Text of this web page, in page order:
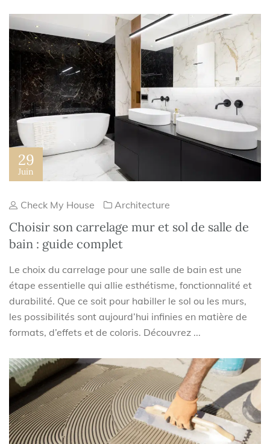
29
Juin
Check My House Architecture
Choisir son carrelage mur et sol de salle de
bain : guide complet
Le choix du carrelage pour une salle de bain est une
étape essentielle qui allie esthétisme, fonctionnalité et
durabilité. Que ce soit pour habiller le sol ou les murs,
les possibilités sont aujourd’hui infinies en matière de
formats, d’effets et de coloris. Découvrez ...